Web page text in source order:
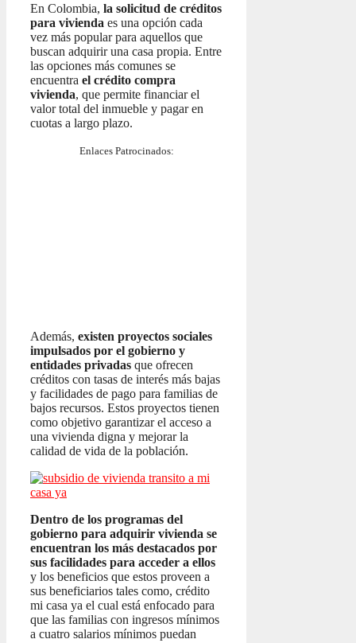
En Colombia, la solicitud de créditos
para vivienda es una opción cada
vez más popular para aquellos que
buscan adquirir una casa propia. Entre
las opciones más comunes se
encuentra el crédito compra
vivienda, que permite financiar el
valor total del inmueble y pagar en
cuotas a largo plazo.
Enlaces Patrocinados:
Además, existen proyectos sociales
impulsados por el gobierno y
entidades privadas que ofrecen
créditos con tasas de interés más bajas
y facilidades de pago para familias de
bajos recursos. Estos proyectos tienen
como objetivo garantizar el acceso a
una vivienda digna y mejorar la
calidad de vida de la población.
Dentro de los programas del
gobierno para adquirir vivienda se
encuentran los más destacados por
sus facilidades para acceder a ellos
y los beneficios que estos proveen a
sus beneficiarios tales como, crédito
mi casa ya el cual está enfocado para
que las familias con ingresos mínimos
a cuatro salarios mínimos puedan